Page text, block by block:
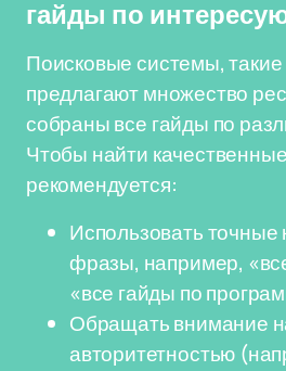
гайды по
Поисковые системы, такие
предлагают множество
собраны все гайды по
Чтобы найти
рекомендуется:
Использовать
фразы, например,
«все гайды по
Обращать внимание
авторитетностью